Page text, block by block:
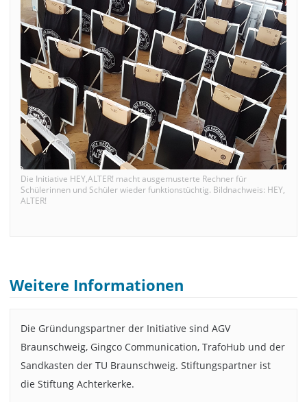
Die Initiative HEY,ALTER! macht ausgemusterte Rechner für
Schülerinnen und Schüler wieder funktionstüchtig. Bildnachweis: HEY,
ALTER!
Weitere Informationen
Die Gründungspartner der Initiative sind AGV
Braunschweig, Gingco Communication, TrafoHub und der
Sandkasten der TU Braunschweig. Stiftungspartner ist
die Stiftung Achterkerke.